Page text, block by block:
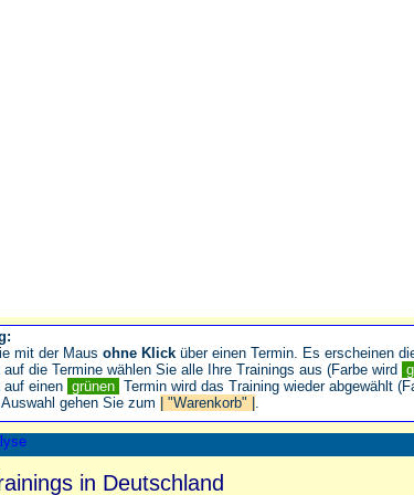
in Deutschland
mit der Maus ohne Klick über einen Termin. Es erscheinen
auf die Termine wählen Sie alle Ihre Trainings aus (Farbe wird
auf einen grünen Termin wird das Training wieder abgewählt
gehen Sie zum
| "Warenkorb" | .